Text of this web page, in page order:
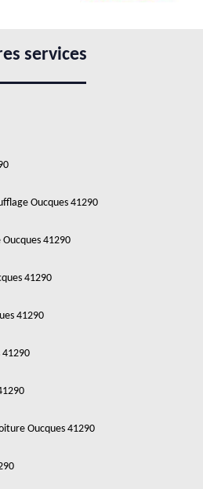
services
Oucques 41290
41290
41290
41290
41290
Oucques 41290